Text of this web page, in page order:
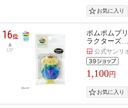
16位
UP
ポムポムプ
ラクターズ…
公式サンリ
1,100円